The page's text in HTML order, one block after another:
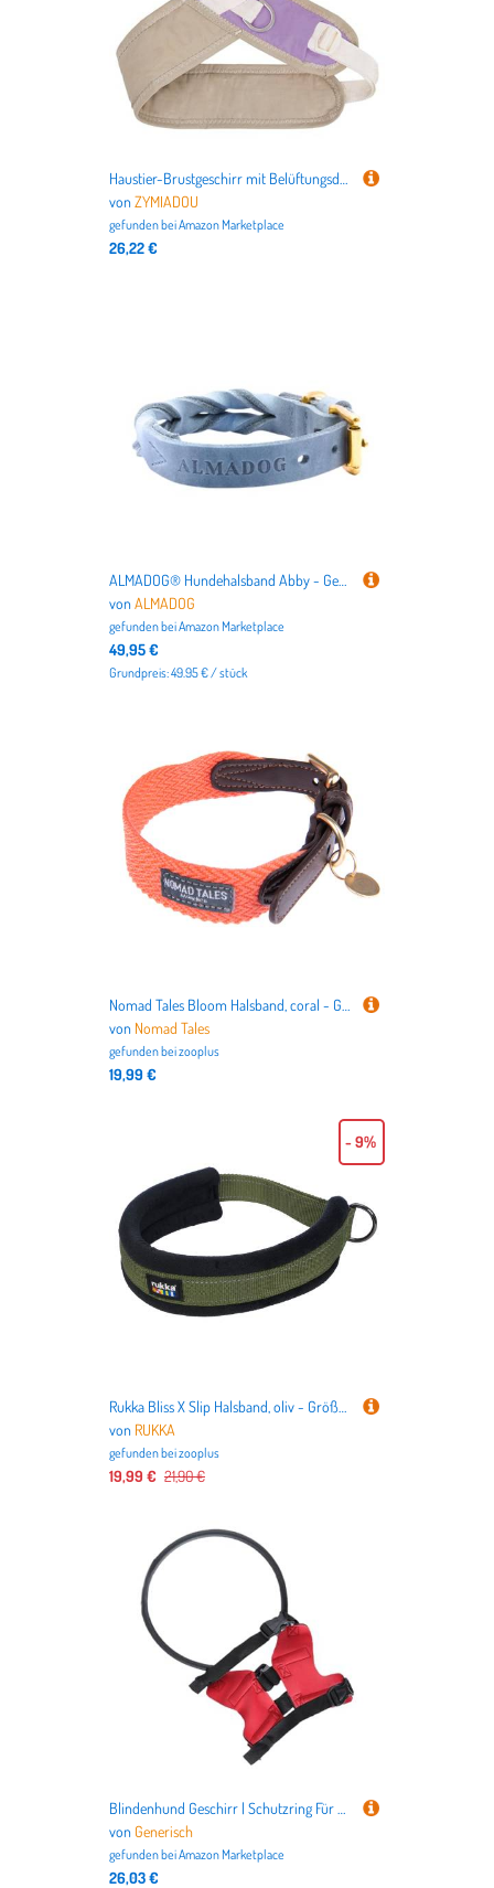
Haustier-Brustgeschirr mit Belüftungsdesign, ergonomische Nylonleine für aktive Hunde, bequeme Westen, Spazierengehen, Training, Seil, Spaziergang
vonZYMIADOU
gefunden beiAmazon Marketplace
26,22 €
ALMADOG® Hundehalsband Abby - Geflochtenes Fettleder Silbergrau M (38,5-46cm Halsumfang, 2,7cm breit)
vonALMADOG
gefunden beiAmazon Marketplace
49,95 €
Grundpreis: 49.95 € / stück
Nomad Tales Bloom Halsband, coral - Größe S: 36 - 40 cm Halsumfang, 25 mm breit
von Nomad Tales
gefunden beizooplus
19,99 €
Rukka Bliss X Slip Halsband, oliv - Größe M: ca. 35 cm Halsumfang
von RUKKA
gefunden beizooplus
19,99 € 21,90 €
- 9%
Blindenhund Geschirr | Schutzring Für Sehbehinderte Hunde | Schutzring Für Halsband Führung Bei Sehschwäche Und Für Sichere Nutzung Im Freien
von Generisch
gefunden beiAmazon Marketplace
26,03 €